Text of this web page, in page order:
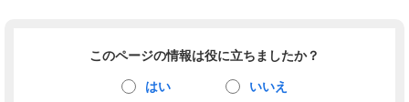
このページの情報は役に立ちましたか？
はい いいえ